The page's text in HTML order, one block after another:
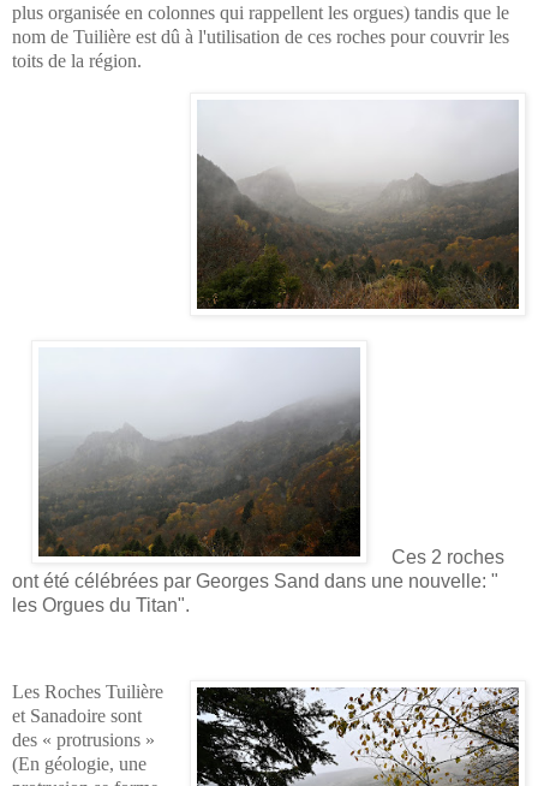
plus organisée en colonnes qui rappellent les orgues) tandis que le
nom de Tuilière est dû à l'utilisation de ces roches pour couvrir les
toits de la région.
Ces 2 roches
ont été célébrées par Georges Sand dans une nouvelle: "
les Orgues du Titan".
Les Roches Tuilière
et Sanadoire sont
des « protrusions »
(En géologie, une